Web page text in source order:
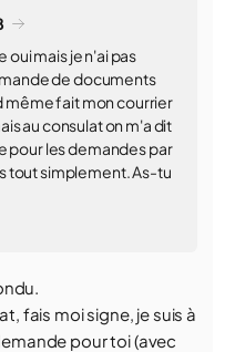
oui mais je n'ai pas
de documents
même fait mon courrier
au consulat on m'a dit
pour les demandes par
tout simplement. As-tu
fais moi signe, je suis à
pour toi (avec